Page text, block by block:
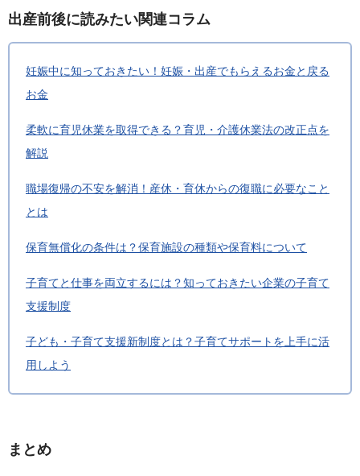
出産前後に読みたい関連コラム
妊娠中に知っておきたい！妊娠・出産でもらえるお金と戻る
お金
柔軟に育児休業を取得できる？育児・介護休業法の改正点を
解説
職場復帰の不安を解消！産休・育休からの復職に必要なこと
とは
保育無償化の条件は？保育施設の種類や保育料について
子育てと仕事を両立するには？知っておきたい企業の子育て
支援制度
子ども・子育て支援新制度とは？子育てサポートを上手に活
用しよう
まとめ